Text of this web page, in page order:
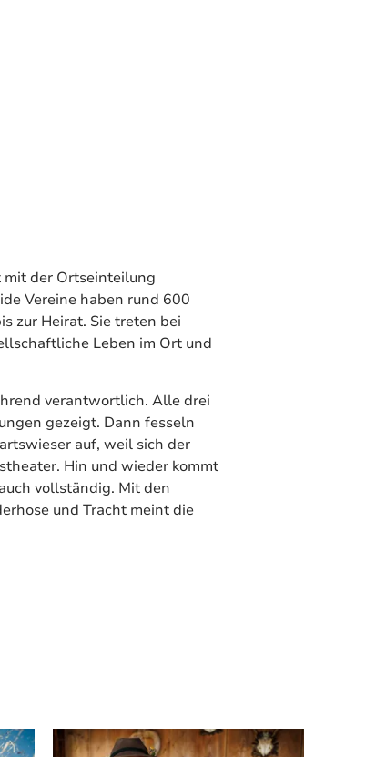
mit der Ortseinteilung
Vereine haben rund 600
zur Heirat. Sie treten bei
Leben im Ort und
verantwortlich. Alle drei
gezeigt. Dann fesseln
auf, weil sich der
Hin und wieder kommt
vollständig. Mit den
und Tracht meint die
Mehr erfahren